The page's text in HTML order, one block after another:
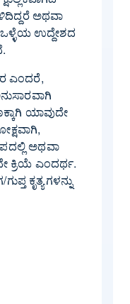
ಅಥವಾ
ಉದ್ದೇಶದ
ಎಂದರೆ,
ಯಾವುದೇ
ಅಥವಾ
ಕ್ರಿಯೆ ಎಂದರ್ಥ.
ಕೃತ್ಯಗಳನ್ನು